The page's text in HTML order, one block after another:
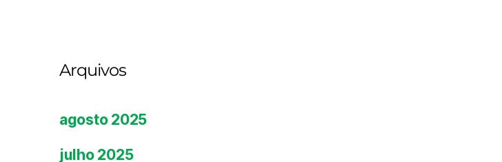
Arquivos
agosto 2025
julho 2025